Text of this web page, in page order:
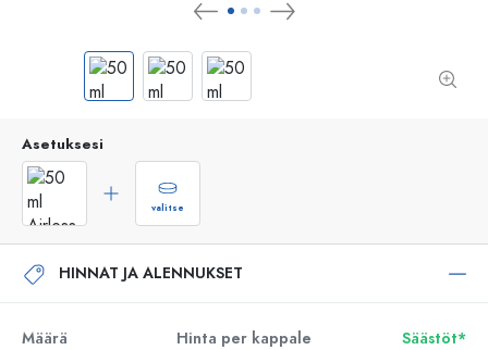
Asetuksesi
valitse
HINNAT JA ALENNUKSET
Määrä Hinta per kappale
Säästöt*